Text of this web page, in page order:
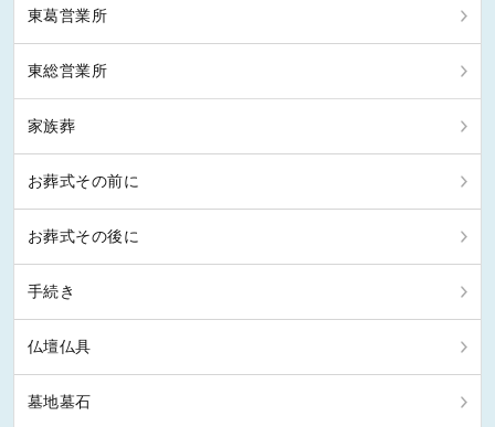
東葛営業所
東総営業所
家族葬
お葬式その前に
お葬式その後に
手続き
仏壇仏具
墓地墓石